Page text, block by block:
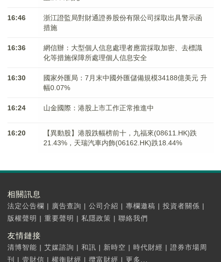
16:46
浙江證監局對財通證券股份有限公司採取出具警示函
措施
16:36
網信辦：大型個人信息處理者應當採取加密、去標識
化等措施保障所處理個人信息安全
16:30
國家外匯局：7月末中國外匯儲備規模34188億美元 升
幅0.07%
16:24 山金國際：港股上市工作正常推進中
16:20
【異動股】港股跌幅榜前十，九福來(08611.HK)跌
21.43%，天瑞汽車内飾(06162.HK)跌18.44%
相關訊息
法定公告欄 | 廣告查詢 | 公司介紹 | 專欄邀稿 | 投資者關係 |
版權聲明 | 重要聲明 | 私隱政策 | 聯絡我們
友情鏈接
清博智能 | 艾媒諮詢 | 和訊 | 新時空 | 時代財經 | 證券市場周
刊
| 壹財信 | 權衡財經 | 攬富財經 | 更多...